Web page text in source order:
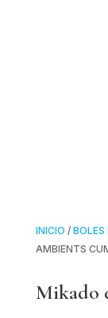
INICIO /
AMBIENTS
Mikado